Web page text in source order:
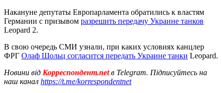
Накануне депутаты Европарламента обратились к властям
Германии с призывом разрешить передачу Украине танков
Leopard 2.
В свою очередь СМИ узнали, при каких условиях канцлер
ФРГ Олаф Шольц согласится передать Украине танки Leopard.
Новини від Корреспондент.netв Telegram. Підписуйтесь на
наш канал https://t.me/korrespondentnet